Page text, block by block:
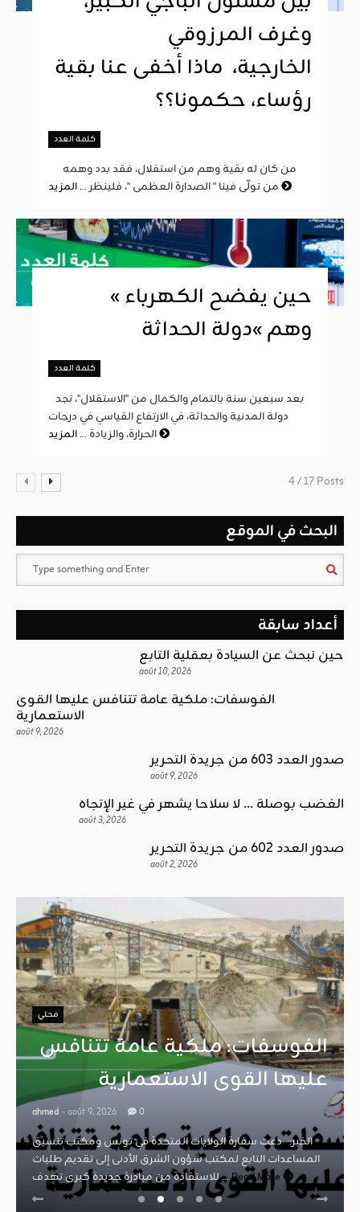
وغرف المرزوقي
الخارجية، ماذا أخفى عنا بقية
رؤساء، حكمونا؟؟
كلمة العدد
من تولّى فينا " الصدارة العظمى "، فلينظر ...
« حين يفضح الكهرباء
وهم »دولة الحداثة
كلمة العدد
دولة المدنية والحداثة، في الارتفاع القياسي في درجات
الحرارة، والزيادة ...
4 / 17 Posts
البحث في الموقع
أعداد سابقة
حين نبحث عن السيادة بعقلية التابع
août 10, 2026
الفوسفات: ملكية عامة تتنافس عليها القوى
الاستعمارية
août 9, 2026
صدور العدد 603 من جريدة التحرير
août 9, 2026
الغضب بوصلة … لا سلاحا يشهر في غير الإتجاه
août 3, 2026
صدور العدد 602 من جريدة التحرير
août 2, 2026
محلي
الفوسفات: ملكية عامة تتنافس
عليها القوى الاستعمارية
ahmed - août 9, 2026 0
الخبر: دعت سفارة الولايات المتحدة في تونس ومكتب تنسيق
المساعدات التابع لمكتب شؤون الشرق الأدنى إلى تقديم طلبات
للاستفادة من مبادرة جديدة كبرى تهدف ...Read More